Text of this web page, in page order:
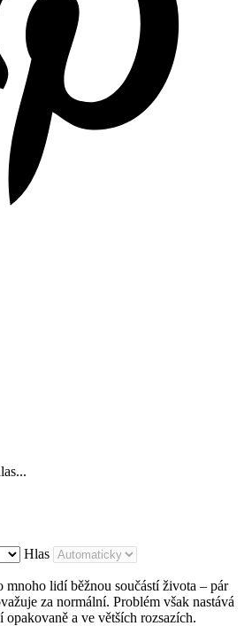
Hlas
lidí běžnou součástí života – pár
za normální. Problém však nastává
opakovaně a ve větších rozsazích.